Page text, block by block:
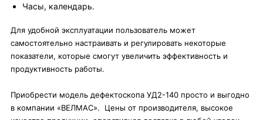
Часы, календарь.
Для удобной эксплуатации пользователь может
самостоятельно настраивать и регулировать некоторые
показатели, которые смогут увеличить эффективность и
продуктивность работы.
Приобрести модель дефектоскопа УД2-140 просто и выгодно
в компании «ВЕЛМАС». Цены от производителя, высокое